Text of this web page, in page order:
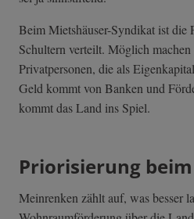
Beim Mietshäuser-Syndikat ist die
Schultern verteilt. Möglich
Privatpersonen, die als
Geld kommt von Banken und
kommt das Land ins Spiel.
Priorisierung
Meinrenken zählt auf, was besser